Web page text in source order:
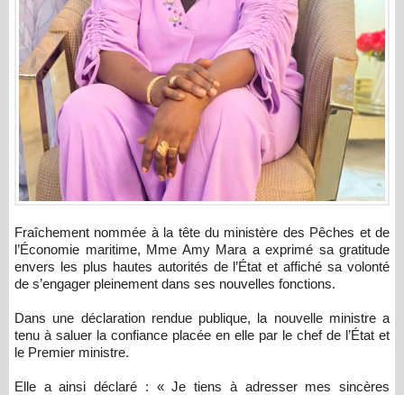
Fraîchement nommée à la tête du ministère des Pêches et de
l’Économie maritime, Mme Amy Mara a exprimé sa gratitude
envers les plus hautes autorités de l’État et affiché sa volonté
de s’engager pleinement dans ses nouvelles fonctions.
Dans une déclaration rendue publique, la nouvelle ministre a
tenu à saluer la confiance placée en elle par le chef de l’État et
le Premier ministre.
Elle a ainsi déclaré : « Je tiens à adresser mes sincères